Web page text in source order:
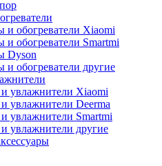
и обогреватели Xiaomi
и обогреватели Smartmi
Dyson
и обогреватели другие
увлажнители Xiaomi
увлажнители Deerma
увлажнители Smartmi
увлажнители другие